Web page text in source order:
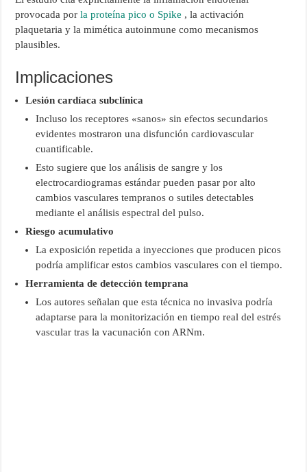
provocada porla proteína pico o Spike , la activación
plaquetaria y la mimética autoinmune como mecanismos
plausibles.
Implicaciones
Lesión cardíaca subclínica
Incluso los receptores «sanos» sin efectos secundarios
evidentes mostraron una disfunción cardiovascular
cuantificable.
Esto sugiere que los análisis de sangre y los
electrocardiogramas estándar pueden pasar por alto
cambios vasculares tempranos o sutiles detectables
mediante el análisis espectral del pulso.
Riesgo acumulativo
La exposición repetida a inyecciones que producen picos
podría amplificar estos cambios vasculares con el tiempo.
Herramienta de detección temprana
Los autores señalan que esta técnica no invasiva podría
adaptarse para la monitorización en tiempo real del estrés
vascular tras la vacunación con ARNm.